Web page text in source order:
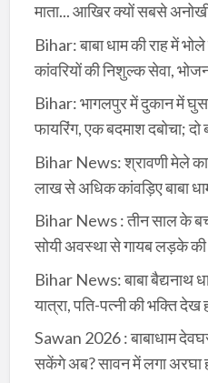
माता... आखिर क्यों सबसे अनोखी
Bihar: बाबा धाम की राह में
कांवरियों की निशुल्क सेवा,
Bihar: भागलपुर में दुकान में
फायरिंग, एक बदमाश दबोचा;
Bihar News: श्रावणी मेले
लाख से अधिक कांवड़िए बाबा
Bihar News : तीन साल के
सोयी अवस्था से गायब लड़के की
Bihar News: बाबा बैद्यनाथ
यात्रा, पति-पत्नी की भक्ति देख
Sawan 2026 : बाबाधाम
सकेंगे अब? सावन में लगा अरघा